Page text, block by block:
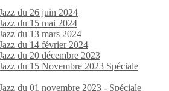
du 26 juin 2024
du 15 mai 2024
du 13 mars 2024
du 14 février 2024
du 20 décembre 2023
du 15 Novembre 2023 Spéciale
du 01 novembre 2023 - Spéciale